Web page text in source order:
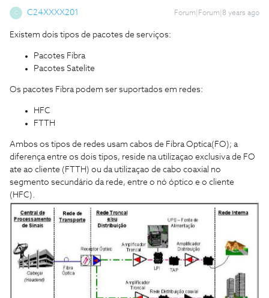
C C24XXXX201 Forum|Forum|8 years ago
Existem dois tipos de pacotes de serviços:
Pacotes Fibra
Pacotes Satelite
Os pacotes Fibra podem ser suportados em redes:
HFC
FTTH
Ambos os tipos de redes usam cabos de Fibra Optica(FO); a
diferença entre os dois tipos, reside na utilizaçao exclusiva de FO
ate ao cliente (FTTH) ou da utilizaçao de cabo coaxial no
segmento secundário da rede, entre o nó óptico e o cliente
(HFC).